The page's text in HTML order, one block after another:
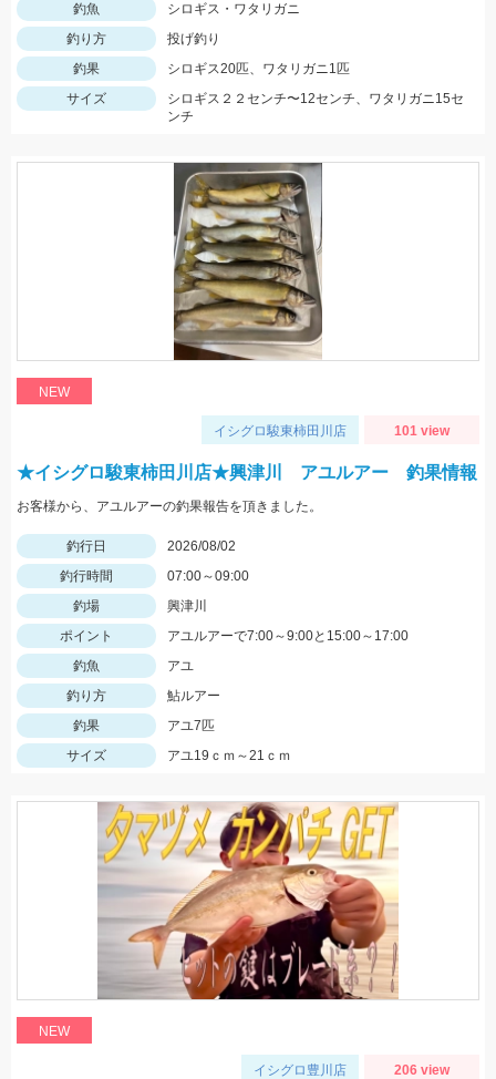
釣魚
シロギス・ワタリガニ
釣り方
投げ釣り
釣果
シロギス20匹、ワタリガニ1匹
サイズ
シロギス２２センチ〜12センチ、ワタリガニ15セ
ンチ
NEW
イシグロ駿東柿田川店 101 view
★イシグロ駿東柿田川店★興津川 アユルアー 釣果情報
お客様から、アユルアーの釣果報告を頂きました。
釣行日
2026/08/02
釣行時間
07:00～09:00
釣場
興津川
ポイント
アユルアーで7:00～9:00と15:00～17:00
釣魚
アユ
釣り方
鮎ルアー
釣果
アユ7匹
サイズ
アユ19ｃｍ～21ｃｍ
NEW
イシグロ豊川店 206 view